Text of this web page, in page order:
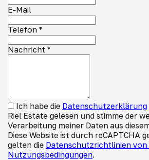
E-Mail
Telefon *
Nachricht *
Ich habe die Datenschutzerklärung
Riel Estate gelesen und stimme der
Verarbeitung meiner Daten aus
Diese Website ist durch reCAPTCHA
gelten die Datenschutzrichtlinien von
Nutzungsbedingungen.